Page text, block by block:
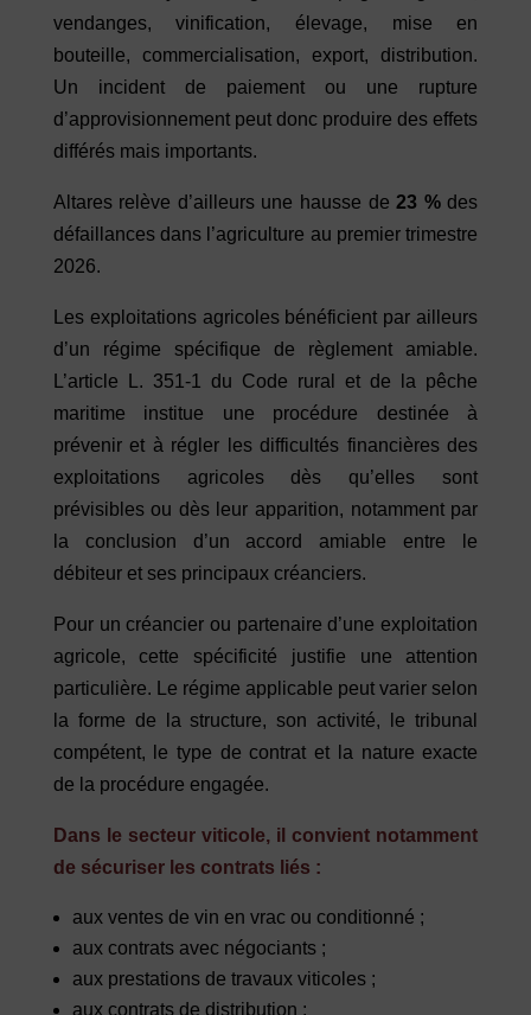
vendanges, vinification, élevage, mise en
bouteille, commercialisation, export, distribution.
Un incident de paiement ou une rupture
d’approvisionnement peut donc produire des effets
différés mais importants.
Altares relève d’ailleurs une hausse de23 %des
défaillances dans l’agriculture au premier trimestre
2026.
Les exploitations agricoles bénéficient par ailleurs
d’un régime spécifique de règlement amiable.
L’article L. 351-1 du Code rural et de la pêche
maritime institue une procédure destinée à
prévenir et à régler les difficultés financières des
exploitations agricoles dès qu’elles sont
prévisibles ou dès leur apparition, notamment par
la conclusion d’un accord amiable entre le
débiteur et ses principaux créanciers.
Pour un créancier ou partenaire d’une exploitation
agricole, cette spécificité justifie une attention
particulière. Le régime applicable peut varier selon
la forme de la structure, son activité, le tribunal
compétent, le type de contrat et la nature exacte
de la procédure engagée.
Dans le secteur viticole, il convient notamment
de sécuriser les contrats liés :
aux ventes de vin en vrac ou conditionné ;
aux contrats avec négociants ;
aux prestations de travaux viticoles ;
aux contrats de distribution ;